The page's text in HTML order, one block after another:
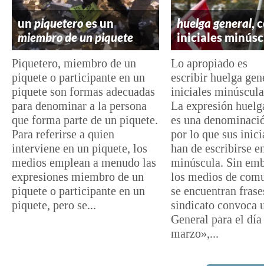
unpiqueteroes un
miembro de un piquete
Piquetero, miembro de un
piquete o participante en un
piquete son formas adecuadas
para denominar a la persona
que forma parte de un piquete.
Para referirse a quien
interviene en un piquete, los
medios emplean a menudo las
expresiones miembro de un
piquete o participante en un
piquete, pero se...
huelga general,
iniciales
Lo apropiado es
escribir huelga
iniciales
La expresión
es una
por lo que sus
han de escribirse
minúscula. Sin
los medios de
se encuentran
sindicato convoca
General para el día
marzo»,...